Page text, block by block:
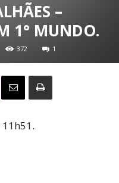
–
1° MUNDO.
372 1